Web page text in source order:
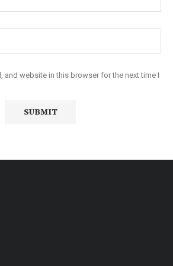
and website in this browser for the next time I